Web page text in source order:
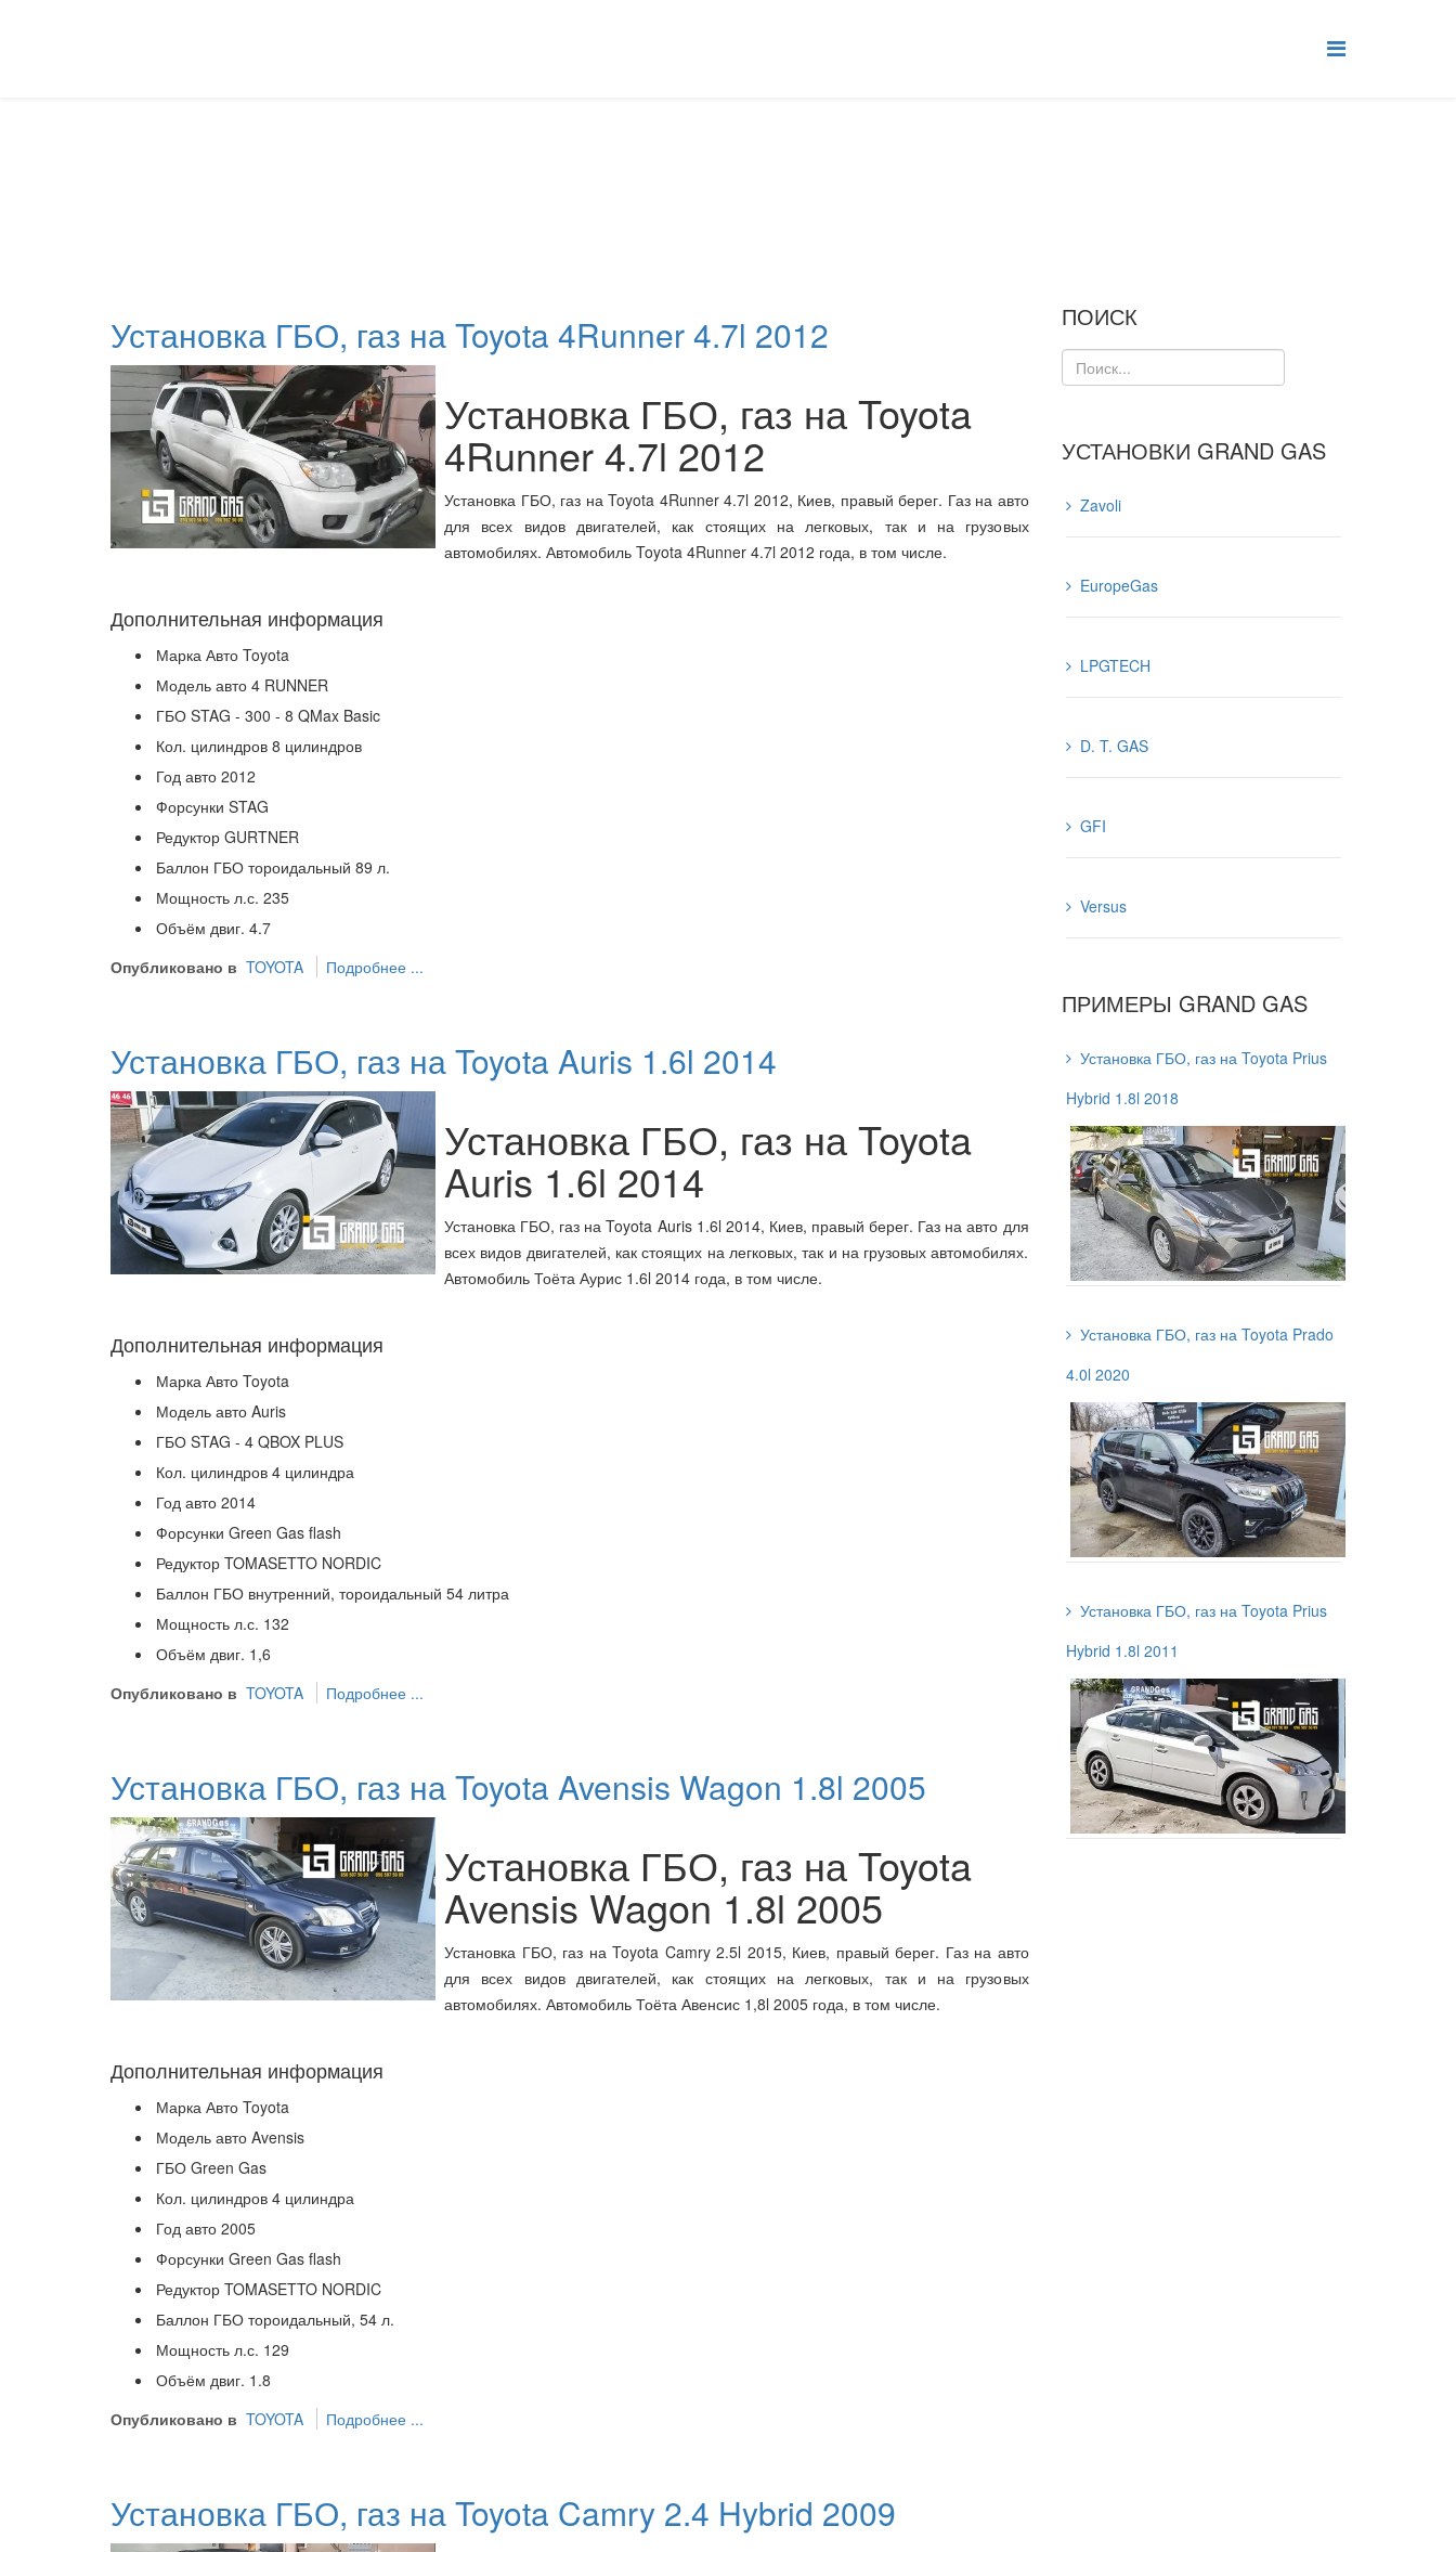
Установка ГБО, газ на Toyota 4Runner 4.7l 2012
Установка ГБО, газ на Toyota
4Runner 4.7l 2012
Установка ГБО, газ на Toyota 4Runner 4.7l 2012, Киев, правый берег. Газ на авто
для всех видов двигателей, как стоящих на легковых, так и на грузовых
автомобилях. Автомобиль Toyota 4Runner 4.7l 2012 года, в том числе.
Дополнительная информация
Марка Авто Toyota
Модель авто 4 RUNNER
ГБО STAG - 300 - 8 QMax Basic
Кол. цилиндров 8 цилиндров
Год авто 2012
Форсунки STAG
Редуктор GURTNER
Баллон ГБО тороидальный 89 л.
Мощность л.с. 235
Объём двиг. 4.7
Опубликовано в TOYOTA Подробнее ...
Установка ГБО, газ на Toyota Auris 1.6l 2014
Установка ГБО, газ на Toyota
Auris 1.6l 2014
Установка ГБО, газ на Toyota Auris 1.6l 2014, Киев, правый берег. Газ на авто для
всех видов двигателей, как стоящих на легковых, так и на грузовых автомобилях.
Автомобиль Тоёта Аурис 1.6l 2014 года, в том числе.
Дополнительная информация
Марка Авто Toyota
Модель авто Auris
ГБО STAG - 4 QBOX PLUS
Кол. цилиндров 4 цилиндра
Год авто 2014
Форсунки Green Gas flash
Редуктор TOMASETTO NORDIC
Баллон ГБО внутренний, тороидальный 54 литра
Мощность л.с. 132
Объём двиг. 1,6
Опубликовано в TOYOTA Подробнее ...
Установка ГБО, газ на Toyota Avensis Wagon 1.8l 2005
Установка ГБО, газ на Toyota
Avensis Wagon 1.8l 2005
Установка ГБО, газ на Toyota Camry 2.5l 2015, Киев, правый берег. Газ на авто
для всех видов двигателей, как стоящих на легковых, так и на грузовых
автомобилях. Автомобиль Тоёта Авенсис 1,8l 2005 года, в том числе.
Дополнительная информация
Марка Авто Toyota
Модель авто Avensis
ГБО Green Gas
Кол. цилиндров 4 цилиндра
Год авто 2005
Форсунки Green Gas flash
Редуктор TOMASETTO NORDIC
Баллон ГБО тороидальный, 54 л.
Мощность л.с. 129
Объём двиг. 1.8
Опубликовано в TOYOTA Подробнее ...
Установка ГБО, газ на Toyota Camry 2.4 Hybrid 2009
ПОИСК
УСТАНОВКИ GRAND GAS
Zavoli
EuropeGas
LPGTECH
D. T. GAS
GFI
Versus
ПРИМЕРЫ GRAND GAS
Установка ГБО, газ на Toyota Prius
Hybrid 1.8l 2018
Установка ГБО, газ на Toyota Prado
4.0l 2020
Установка ГБО, газ на Toyota Prius
Hybrid 1.8l 2011